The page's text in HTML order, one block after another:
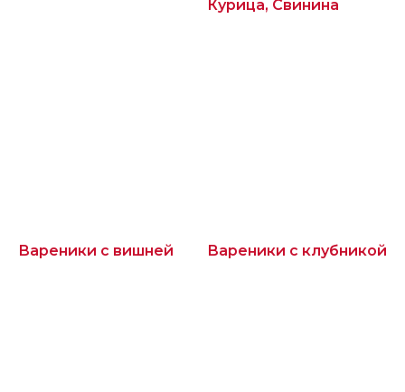
Курица, Свинина
Вареники с вишней Вареники с клубникой